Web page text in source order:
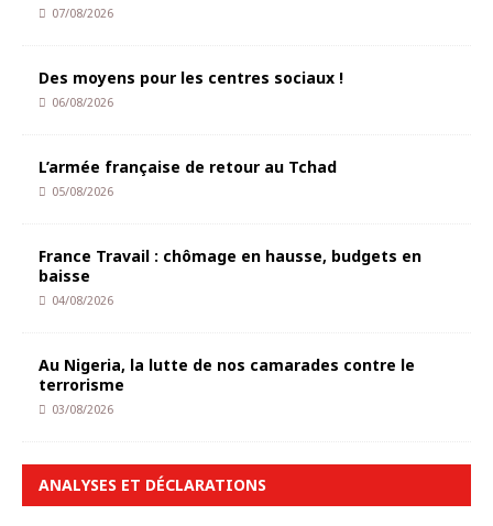
07/08/2026
Des moyens pour les centres sociaux !
06/08/2026
L’armée française de retour au Tchad
05/08/2026
France Travail : chômage en hausse, budgets en
baisse
04/08/2026
Au Nigeria, la lutte de nos camarades contre le
terrorisme
03/08/2026
ANALYSES ET DÉCLARATIONS